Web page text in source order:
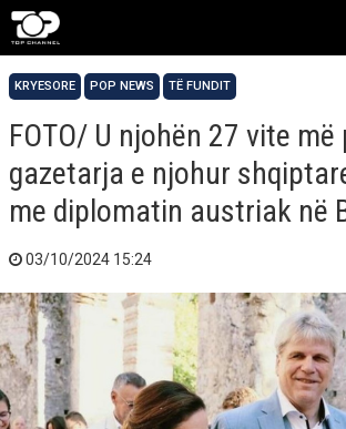
KRYESORE POP NEWS TË FUNDIT
FOTO/ U njohën 27 vite më
gazetarja e njohur
me diplomatin austriak në
03/10/2024 15:24